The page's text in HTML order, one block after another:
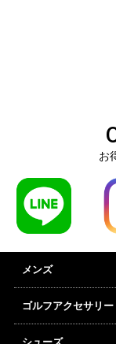
お
メンズ
ゴルフアクセサリー